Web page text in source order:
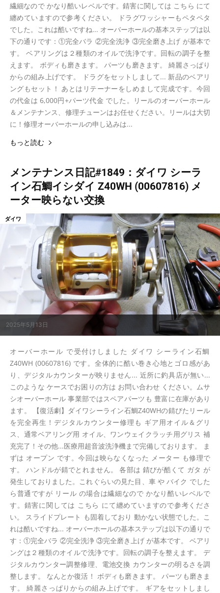
繊細なので かなり酷いレベルです。錆害に関しては こちら にて
纏めていますので参考ください。 ドラグワッシャーもペタペタ
でした。これは酷いですね... オーバーホールの基本ステップは以
下の通りです：①完全バラ ②完全洗浄 ③完全磨き上げ が基本で
す。 ベアリングは２種類のオイルで洗浄です。回転の調子を整
えます。 ボディも磨きます。 パーツも磨きます。 綺麗さっぱり
からの組み上げです。 ドラグをセットしまして... 新品のベアリ
ングもセット！ あとはリテーナーをしめまして完成です。今回
の代金は 6,000円+パーツ代金 でした。リールのオーバーホール
＆メンテナンス、修理チューンはお任せください。リールは大切
に！修理オーバーホールの申し込みは...
もっと読む
メンテナンス日記#1849：ダイワ シーラ
イン石鯛イシダイ Z40WH (00607816) メ
ーター映らない交換
2025年5月13日
ダイワ
オーバーホール で受付けしました ダイワ シーライン石鯛
Z40WH (00607816) です。全体的に酷い巻き心地とゴロ感があ
り、デジタルカウンターが映りません... 近所に釣具店が無い...
このような ケースでお困りの方は お問い合わせ ください。ムサ
シオーバーホール 事業部ではスペアパーツも 豊富に在庫があり
ます。 【復活劇】ダイワシーライン石鯛Z40WHの錆びたリール
を完全再生！デジタルカウンター修理も ギア用オイル＆グリ
ス、通常ベアリング用 オイル、ワンウェイクラッチ用グリス 補
充完了！その他...医療用超音波洗浄機まで完備しております。 ま
ずは オープン です。今回は映らなくなった メーター も修理で
す。 ハンドルが錆でとれません。 各部は 錆びが酷くて ガタ が
発生しておりました。これぐらいの見た目、車 や バイク でした
ら普通ですが リール の場合は繊細なので かなり酷いレベルで
す。錆害に関しては こちら にて纏めていますので参考くださ
い。 スライドプレート も固着しており 動かない状態でした。こ
れは酷いですね... オーバーホールの基本ステップは以下の通りで
す：①完全バラ ②完全洗浄 ③完全磨き上げ が基本です。 ベアリ
ングは２種類のオイルで洗浄です。回転の調子を整えます。 デ
ジタルカウンター調整修理、電池交換 カウンターの明るさを調
整します。 なんとか復活！ ボディも磨きます。 パーツも磨きま
す。 綺麗さっぱりからの組み上げです。 ギアをセットしまし